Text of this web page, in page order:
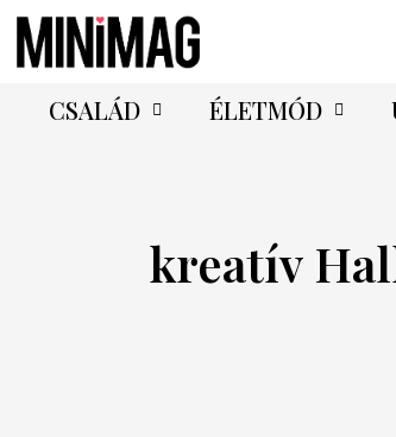
CSALÁD ÉLETMÓD
kreatív